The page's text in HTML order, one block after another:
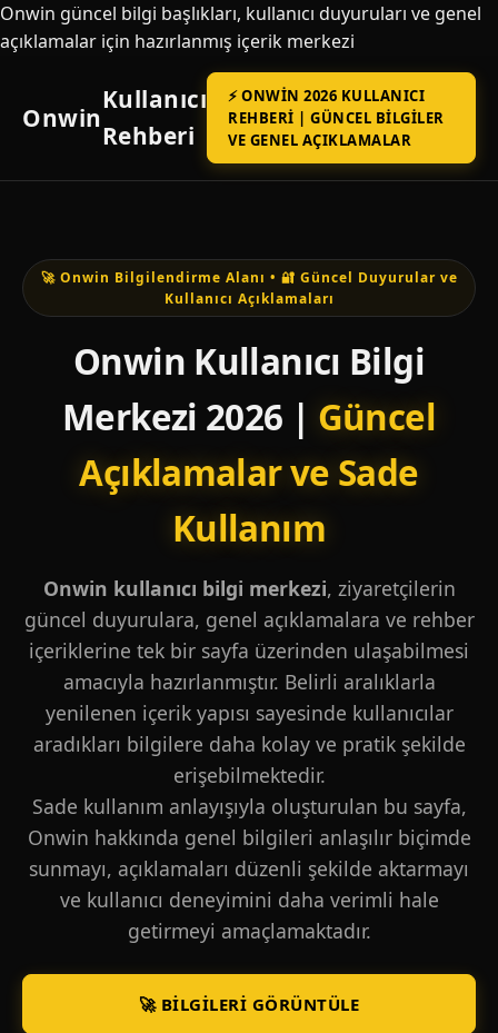
Onwin güncel bilgi başlıkları, kullanıcı duyuruları ve genel
açıklamalar için hazırlanmış içerik merkezi
Onwin
Kullanıcı
Rehberi
⚡ ONWIN 2026 KULLANICI
REHBERI | GÜNCEL BILGILER
VE GENEL AÇIKLAMALAR
🚀 Onwin Bilgilendirme Alanı • 🔐 Güncel Duyurular ve
Kullanıcı Açıklamaları
Onwin Kullanıcı Bilgi
Merkezi 2026 | Güncel
Açıklamalar ve Sade
Kullanım
Onwin kullanıcı bilgi merkezi, ziyaretçilerin
güncel duyurulara, genel açıklamalara ve rehber
içeriklerine tek bir sayfa üzerinden ulaşabilmesi
amacıyla hazırlanmıştır. Belirli aralıklarla
yenilenen içerik yapısı sayesinde kullanıcılar
aradıkları bilgilere daha kolay ve pratik şekilde
erişebilmektedir.
Sade kullanım anlayışıyla oluşturulan bu sayfa,
Onwin hakkında genel bilgileri anlaşılır biçimde
sunmayı, açıklamaları düzenli şekilde aktarmayı
ve kullanıcı deneyimini daha verimli hale
getirmeyi amaçlamaktadır.
🚀 BILGILERI GÖRÜNTÜLE